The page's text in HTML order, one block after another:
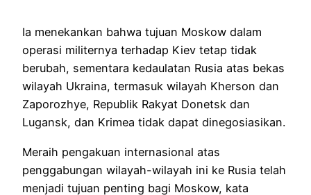
Ia menekankan bahwa tujuan Moskow dalam
operasi militernya terhadap Kiev tetap tidak
berubah, sementara kedaulatan Rusia atas bekas
wilayah Ukraina, termasuk wilayah Kherson dan
Zaporozhye, Republik Rakyat Donetsk dan
Lugansk, dan Krimea tidak dapat dinegosiasikan.
Meraih pengakuan internasional atas
penggabungan wilayah-wilayah ini ke Rusia telah
menjadi tujuan penting bagi Moskow, kata